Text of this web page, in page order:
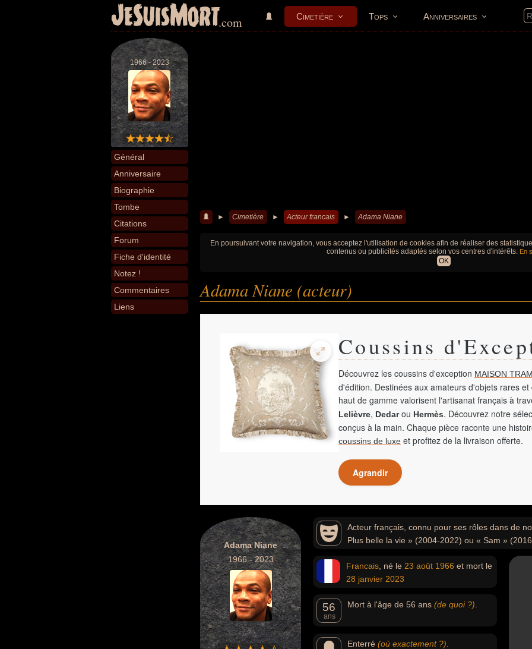
JeSuisMort.com Cimetière Tops Anniversaires
1966 - 2023
Général
Anniversaire
Biographie
Tombe
Citations
Forum
Fiche d'identité
Notez !
Commentaires
Liens
► Cimetière ► Acteur francais ► Adama Niane
En poursuivant votre navigation, vous acceptez l'utilisation de cookies afin de réaliser des
contenus ou publicités adaptés selon vos centres d'intérêts. En
OK
Adama Niane (acteur)
Coussins
Découvrez les coussins d'exception MAISON
d'édition. Destinées aux amateurs d'objets rares
haut de gamme valorisent l'artisanat français à
Lelièvre, Dedarou Hermès. Découvrez notre
conçus à la main. Chaque pièce raconte une
coussins de luxe et profitez de la livraison offerte.
Agrandir
Adama Niane
1966 - 2023
Acteur français, connu pour ses rôles dans de
Plus belle la vie » (2004-2022) ou « Sam »
Francais , né le 23 août 1966 et mort le
28 janvier 2023
56
ans
Mort à l'âge de 56 ans (de quoi ?)
Enterré (où exactement ?)